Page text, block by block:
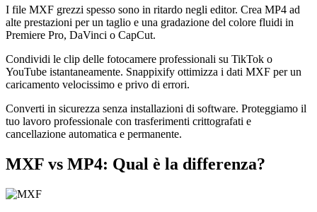
I file MXF grezzi spesso sono in ritardo negli editor. Crea MP4 ad
alte prestazioni per un taglio e una gradazione del colore fluidi in
Premiere Pro, DaVinci o CapCut.
Condividi le clip delle fotocamere professionali su TikTok o
YouTube istantaneamente. Snappixify ottimizza i dati MXF per un
caricamento velocissimo e privo di errori.
Converti in sicurezza senza installazioni di software. Proteggiamo il
tuo lavoro professionale con trasferimenti crittografati e
cancellazione automatica e permanente.
MXF vs MP4: Qual è la differenza?